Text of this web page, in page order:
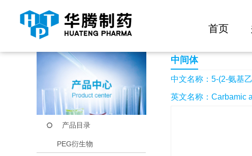
首页
当前位置： 首页 产品中心 5-(2-氨基乙基)噻唑-2-氨基甲
产品目录
PEG衍生物
中间体
中文名称：5-(2-氨基
英文名称：Carbamic